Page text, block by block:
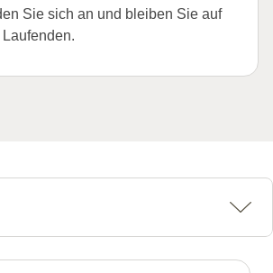
Sie sich an und bleiben Sie auf